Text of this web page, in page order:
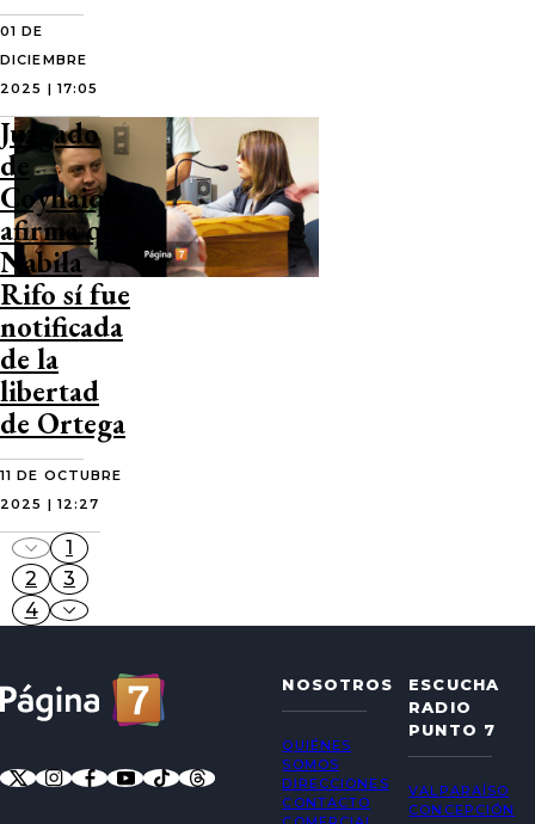
01 DE
DICIEMBRE
2025 | 17:05
Juzgado
de
Coyhaique
afirma que
Nabila
Rifo sí fue
notificada
de la
libertad
de Ortega
11 DE OCTUBRE
2025 | 12:27
1
2
3
4
NOSOTROS
QUIÉNES
SOMOS
DIRECCIONES
CONTACTO
ESCUCHA
RADIO
PUNTO 7
VALPARAÍSO
CONCEPCIÓN